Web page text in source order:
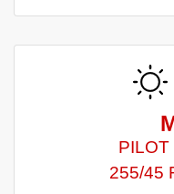
PILOT
255/45